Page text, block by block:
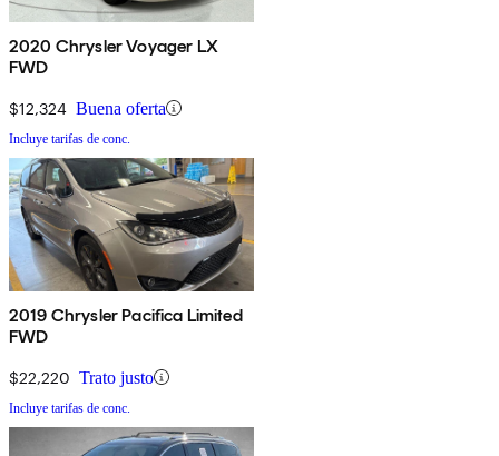
2020 Chrysler Voyager LX
FWD
$12,324 Buena oferta
Incluye tarifas de conc.
2019 Chrysler Pacifica Limited
FWD
$22,220 Trato justo
Incluye tarifas de conc.